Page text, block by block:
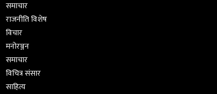
समाचार
राजनीति विशेष
विचार
मनोरञ्जन
समाचार
विचित्र संसार
साहित्य